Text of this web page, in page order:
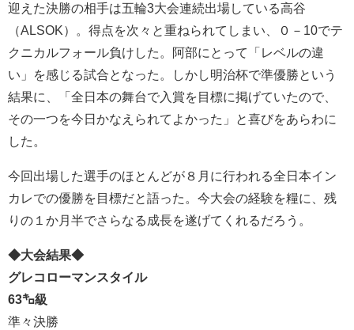
迎えた決勝の相手は五輪3大会連続出場している高谷
（ALSOK）。得点を次々と重ねられてしまい、０－10でテ
クニカルフォール負けした。阿部にとって「レベルの違
い」を感じる試合となった。しかし明治杯で準優勝という
結果に、「全日本の舞台で入賞を目標に掲げていたので、
その一つを今日かなえられてよかった」と喜びをあらわに
した。
今回出場した選手のほとんどが８月に行われる全日本イン
カレでの優勝を目標だと語った。今大会の経験を糧に、残
りの１か月半でさらなる成長を遂げてくれるだろう。
◆大会結果◆
グレコローマンスタイル
63㌔級
準々決勝